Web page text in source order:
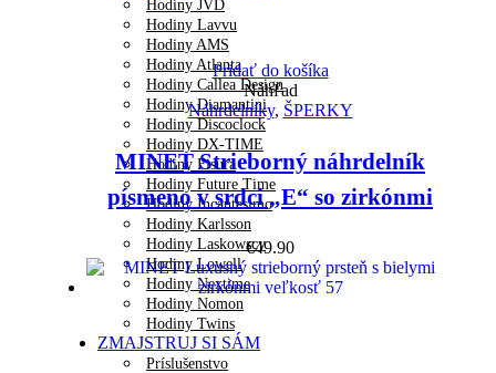
Hodiny JVD
Hodiny Lavvu
Hodiny AMS
Hodiny Atlanta
Hodiny Callea Design
Hodiny Diamantini
Hodiny Discoclock
Hodiny DX-TIME
Hodiny Fisura
Hodiny Future Time
Hodiny Incantesimo
Hodiny Karlsson
Hodiny Laskowscy
Hodiny Lowell
Hodiny Nextime
Hodiny Nomon
Hodiny Twins
ZMAJSTRUJ SI SÁM
Príslušenstvo
Pridať do košíka
Náhľad
Náhrdelníky, ŠPERKY
MINET Strieborný náhrdelník
písmeno v srdci „E“ so zirkónmi
€49.90